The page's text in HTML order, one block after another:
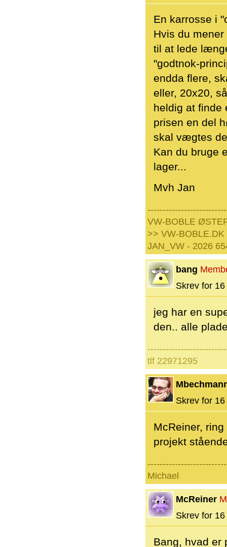
En karrosse i
Hvis du
til at lede
"godtnok-
endda flere,
eller, 20x20,
heldig at finde
prisen en del
skal vægtes
Kan du bruge
lager...
Mvh Jan
VW-BOBLE
>> VW-
JAN_VW - 2026
bang
Skrev for
jeg har en
den.. alle
tlf 22971295
Skrev for
McReiner,
projekt
Michael
McReiner
Skrev for
Bang, hvad er